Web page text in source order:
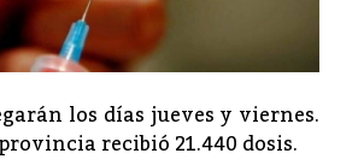
los días jueves y viernes.
recibió 21.440 dosis.